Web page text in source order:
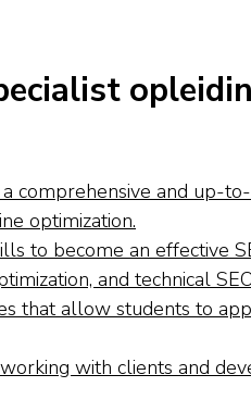
comprehensive and up-
optimization.
to become an effective
and technical
that allow students to
with clients and